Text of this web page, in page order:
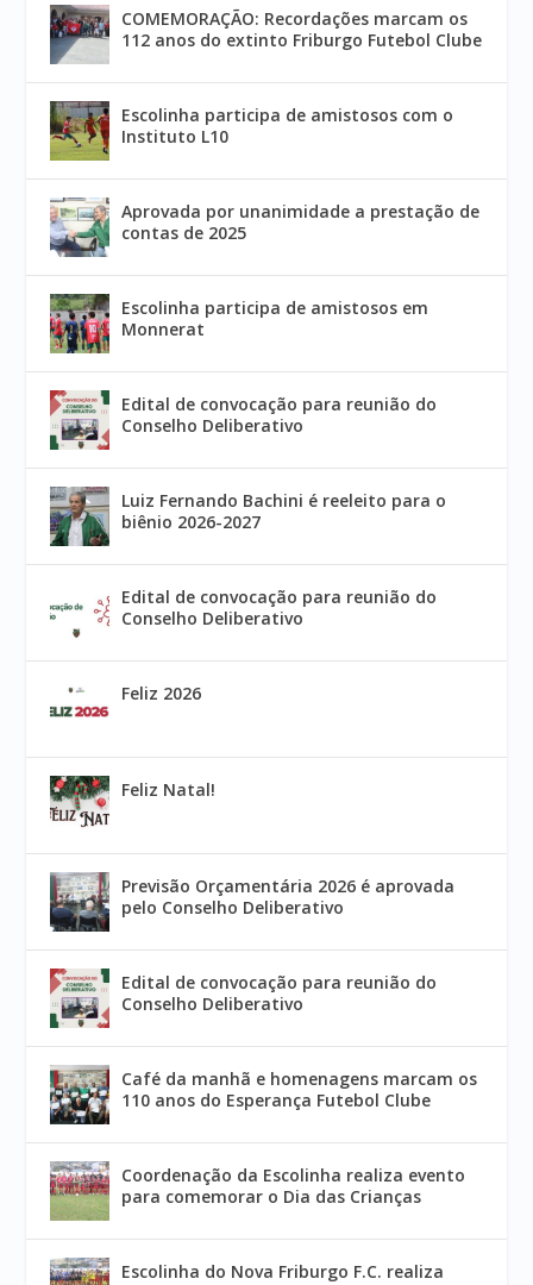
COMEMORAÇÃO: Recordações marcam os
112 anos do extinto Friburgo Futebol Clube
Escolinha participa de amistosos com o
Instituto L10
Aprovada por unanimidade a prestação de
contas de 2025
Escolinha participa de amistosos em
Monnerat
Edital de convocação para reunião do
Conselho Deliberativo
Luiz Fernando Bachini é reeleito para o
biênio 2026-2027
Edital de convocação para reunião do
Conselho Deliberativo
Feliz 2026
Feliz Natal!
Previsão Orçamentária 2026 é aprovada
pelo Conselho Deliberativo
Edital de convocação para reunião do
Conselho Deliberativo
Café da manhã e homenagens marcam os
110 anos do Esperança Futebol Clube
Coordenação da Escolinha realiza evento
para comemorar o Dia das Crianças
Escolinha do Nova Friburgo F.C. realiza